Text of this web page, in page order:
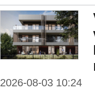
2026-08-03 10:24